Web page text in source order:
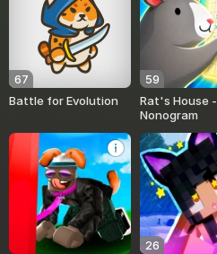
67
Battle for Evolution
59
Rat's House -
Nonogram
26